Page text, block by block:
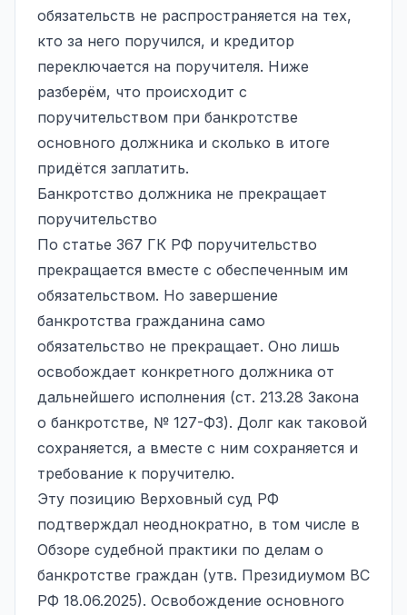
обязательств не распространяется на тех,
кто за него поручился, и кредитор
переключается на поручителя. Ниже
разберём, что происходит с
поручительством при банкротстве
основного должника и сколько в итоге
придётся заплатить.
Банкротство должника не прекращает
поручительство
По статье 367 ГК РФ поручительство
прекращается вместе с обеспеченным им
обязательством. Но завершение
банкротства гражданина само
обязательство не прекращает. Оно лишь
освобождает конкретного должника от
дальнейшего исполнения (ст. 213.28 Закона
о банкротстве, № 127-ФЗ). Долг как таковой
сохраняется, а вместе с ним сохраняется и
требование к поручителю.
Эту позицию Верховный суд РФ
подтверждал неоднократно, в том числе в
Обзоре судебной практики по делам о
банкротстве граждан (утв. Президиумом ВС
РФ 18.06.2025). Освобождение основного